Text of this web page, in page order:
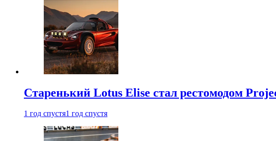
Старенький Lotus Elise стал рестомодом
1 год спустя1 год спустя